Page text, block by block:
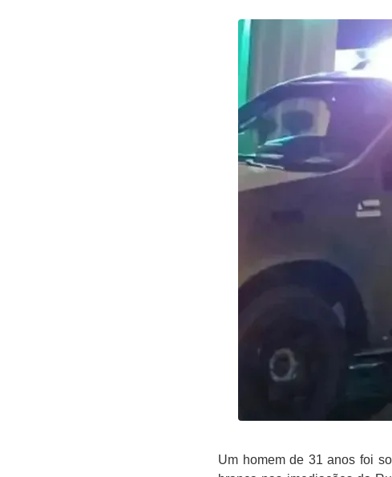
Um homem de 31 anos foi